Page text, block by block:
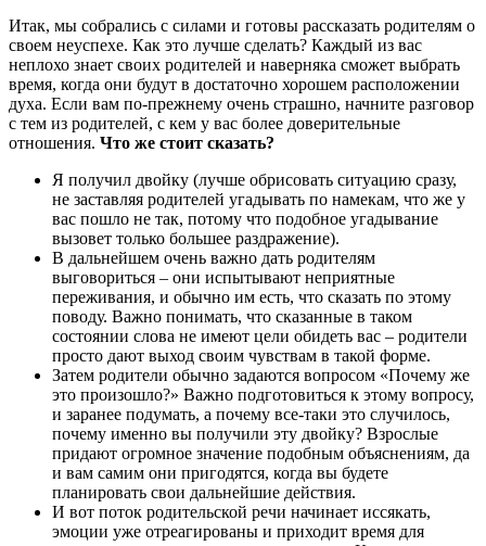
Итак, мы собрались с силами и готовы рассказать родителям о
своем неуспехе. Как это лучше сделать? Каждый из вас
неплохо знает своих родителей и наверняка сможет выбрать
время, когда они будут в достаточно хорошем расположении
духа. Если вам по-прежнему очень страшно, начните разговор
с тем из родителей, с кем у вас более доверительные
отношения. Что же стоит сказать?
Я получил двойку (лучше обрисовать ситуацию сразу,
не заставляя родителей угадывать по намекам, что же у
вас пошло не так, потому что подобное угадывание
вызовет только большее раздражение).
В дальнейшем очень важно дать родителям
выговориться – они испытывают неприятные
переживания, и обычно им есть, что сказать по этому
поводу. Важно понимать, что сказанные в таком
состоянии слова не имеют цели обидеть вас – родители
просто дают выход своим чувствам в такой форме.
Затем родители обычно задаются вопросом «Почему же
это произошло?» Важно подготовиться к этому вопросу,
и заранее подумать, а почему все-таки это случилось,
почему именно вы получили эту двойку? Взрослые
придают огромное значение подобным объяснениям, да
и вам самим они пригодятся, когда вы будете
планировать свои дальнейшие действия.
И вот поток родительской речи начинает иссякать,
эмоции уже отреагированы и приходит время для